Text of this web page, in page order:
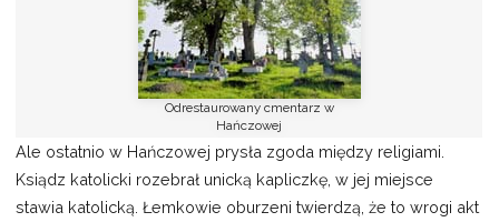
Odrestaurowany cmentarz w
Hańczowej
Ale ostatnio w Hańczowej prysła zgoda między religiami.
Ksiądz katolicki rozebrał unicką kapliczkę, w jej miejsce
stawia katolicką. Łemkowie oburzeni twierdzą, że to wrogi akt